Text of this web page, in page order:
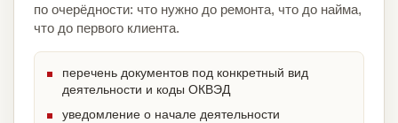
по очерёдности: что нужно до ремонта, что до найма,
что до первого клиента.
перечень документов под конкретный вид
деятельности и коды ОКВЭД
уведомление о начале деятельности